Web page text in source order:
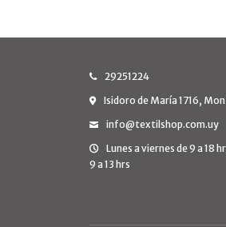
29251224
Isidoro de María 1716,
info@textilshop.com.uy
Lunes a viernes de 9 a 18
9 a 13 hrs